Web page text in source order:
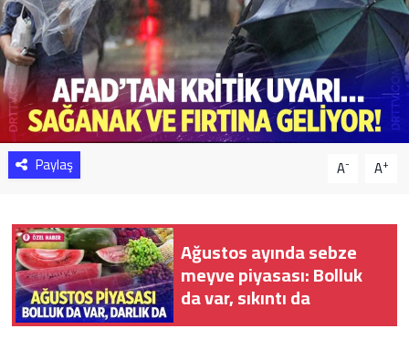
Paylaş A- A+
Ağustos ayında sebze
meyve piyasası: Bolluk
da var, sıkıntı da
Yazarlar
Resmi İlan
Resmi Reklam